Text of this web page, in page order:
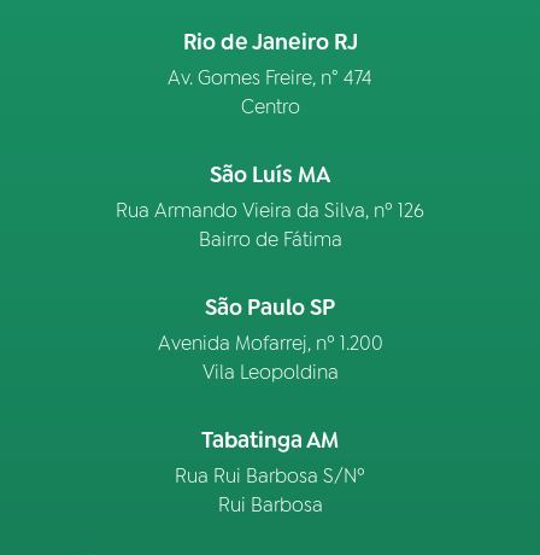
Rio de Janeiro RJ
Av. Gomes Freire, n° 474
Centro
São Luís MA
Rua Armando Vieira da Silva, nº 126
Bairro de Fátima
São Paulo SP
Avenida Mofarrej, nº 1.200
Vila Leopoldina
Tabatinga AM
Rua Rui Barbosa S/Nº
Rui Barbosa